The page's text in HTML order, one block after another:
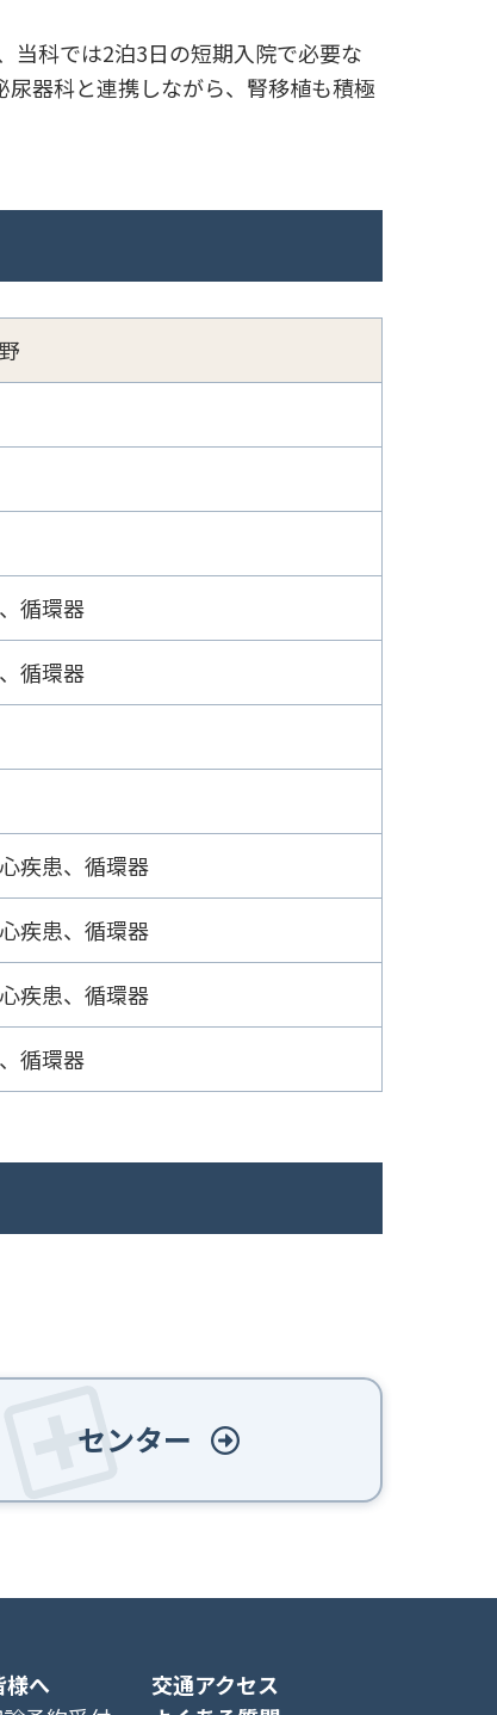
当科では2泊3日の短期入院で必要な
器科と連携しながら、腎移植も積極
循環器
循環器
疾患、循環器
疾患、循環器
疾患、循環器
循環器
センター
様へ
交通アクセス